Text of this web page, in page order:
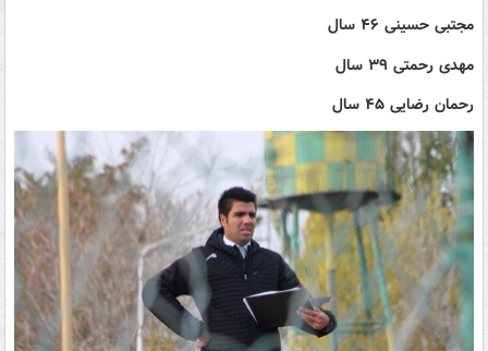
مجتبی حسینی ۴۶ سال
مهدی رحمتی ۳۹ سال
رحمان رضایی ۴۵ سال